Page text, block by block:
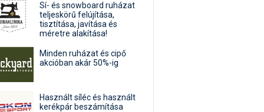
Sí- és snowboard ruházat
teljeskörű felújítása,
tisztítása, javítása és
méretre alakítása!
Minden ruházat és cipő
akcióban akár 50%-ig
Használt síléc és használt
kerékpár beszámítása